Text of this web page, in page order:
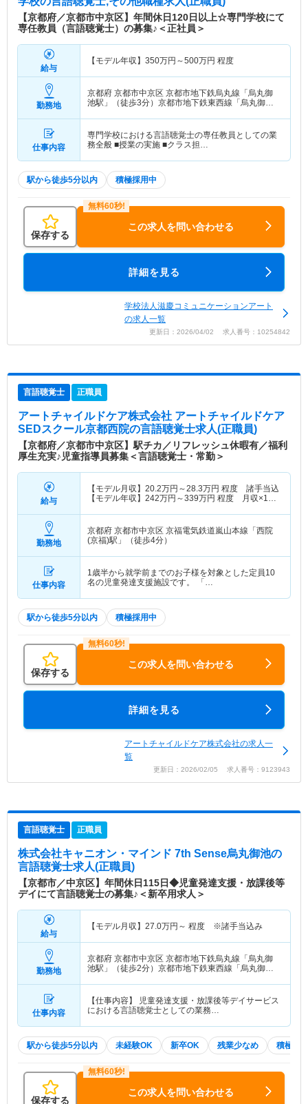
【京都府／京都市中京区】年間休日120日以上☆専門学校にて
専任教員（言語聴覚士）の募集♪＜正社員＞
給与
【モデル年収】 350万円～500万円 程度
勤務地
京都府 京都市中京区 京都市地下鉄烏丸線「烏丸御
池駅」（徒歩3分）京都市地下鉄東西線「烏丸御池
仕事内容
専門学校における言語聴覚士の専任教員としての業
務全般 ■授業の実施 ■クラス担…
駅から徒歩5分以内 積極採用中
保存する
この求人を問い合わせる
詳細を見る
学校法人滋慶コミュニケーションアート
の求人一覧
更新日：2026/04/02 求人番号：10254842
言語聴覚士 正職員
アートチャイルドケア株式会社 アートチャイルドケア
SEDスクール京都西院の言語聴覚士求人(正職員)
【京都府／京都市中京区】駅チカ／リフレッシュ休暇有／福利
厚生充実♪児童指導員募集＜言語聴覚士・常勤＞
給与
【モデル月収】 20.2万円～28.3万円 程度 諸手当込
【モデル年収】 242万円～339万円 程度 月収×12
勤務地
京都府 京都市中京区 京福電気鉄道嵐山本線「西院
(京福)駅」（徒歩4分）
仕事内容
1歳半から就学前までのお子様を対象とした定員10
名の児童発達支援施設です。 「…
駅から徒歩5分以内 積極採用中
保存する
この求人を問い合わせる
詳細を見る
アートチャイルドケア株式会社の求人一
覧
更新日：2026/02/05 求人番号：9123943
言語聴覚士 正職員
株式会社キャニオン・マインド 7th Sense烏丸御池の
言語聴覚士求人(正職員)
【京都市／中京区】年間休日115日◆児童発達支援・放課後等
デイにて言語聴覚士の募集♪＜新卒用求人＞
給与
【モデル月収】 27.0万円～ 程度 ※諸手当込み
勤務地
京都府 京都市中京区 京都市地下鉄烏丸線「烏丸御
池駅」（徒歩2分）京都市地下鉄東西線「烏丸御池
仕事内容
【仕事内容】 児童発達支援・放課後等デイサービス
における言語聴覚士としての業務…
駅から徒歩5分以内 未経験OK 新卒OK 残業少なめ 積極採
保存する
この求人を問い合わせる